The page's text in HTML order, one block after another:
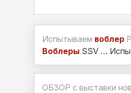
Испытываем воблер
Воблеры SSV …
ОБЗОР с выставки